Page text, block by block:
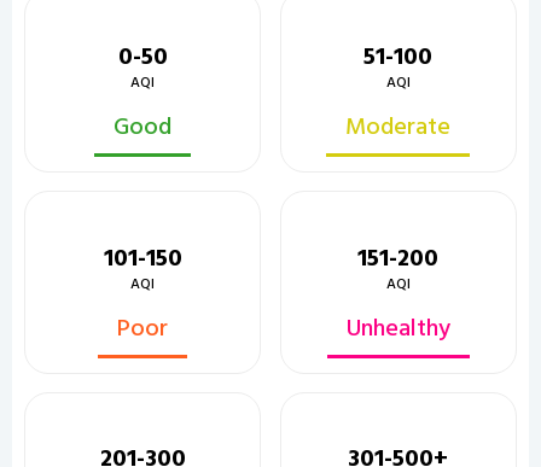
0-50
AQI
Good
51-100
AQI
Moderate
101-150
AQI
Poor
151-200
AQI
Unhealthy
201-300 301-500+